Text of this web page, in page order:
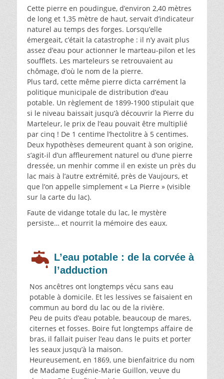
Cette pierre en poudingue, d’environ 2,40 mètres
de long et 1,35 mètre de haut, servait d’indicateur
naturel au temps des forges. Lorsqu’elle
émergeait, c’était la catastrophe : il n’y avait plus
assez d’eau pour actionner le marteau-pilon et les
soufflets. Les marteleurs se retrouvaient au
chômage, d’où le nom de la pierre.
Plus tard, cette même pierre dicta carrément la
politique municipale de distribution d’eau
potable. Un règlement de 1899-1900 stipulait que
si le niveau baissait jusqu’à découvrir la Pierre du
Marteleur, le prix de l’eau pouvait être multiplié
par cinq ! De 1 centime l’hectolitre à 5 centimes.
Deux hypothèses demeurent quant à son origine,
s’agit-il d’un affleurement naturel ou d’une pierre
dressée, un menhir comme il en existe un près du
lac mais à l’autre extrémité, près de Vaujours, et
que l’on appelle simplement « La Pierre » (visible
sur la carte du lac).
Faute de vidange totale du lac, le mystère
persiste… et nourrit la mémoire des eaux.
L’eau potable : de la corvée à
l’adduction
Nos ancêtres ont longtemps vécu sans eau
potable à domicile. Et les lessives se faisaient en
commun au bord du lac ou de la rivière.
Peu de puits d’eau potable, beaucoup de mares,
citernes et fosses. Boire fut longtemps affaire de
bras, il fallait puiser l’eau dans le puits et porter
les seaux jusqu’à la maison.
Heureusement, en 1869, une bienfaitrice du nom
de Madame Eugénie-Marie Guillon, veuve du